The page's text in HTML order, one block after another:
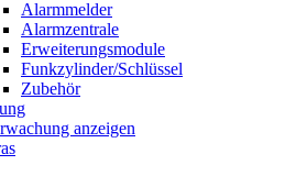
Alarmmelder
Alarmzentrale
Erweiterungsmodule
Funkzylinder/Schlüssel
Zubehör
anzeigen